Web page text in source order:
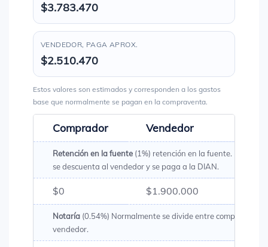
$3.783.470
VENDEDOR, PAGA APROX.
$2.510.470
Estos valores son estimados y corresponden a los gastos
base que normalmente se pagan en la compraventa.
Comprador Vendedor
Retención en la fuente (1%) retención en la fuente. Es un
se descuenta al vendedor y se paga a la DIAN.
$0 $1.900.000
Notaría (0.54%) Normalmente se divide entre comprador y
vendedor.